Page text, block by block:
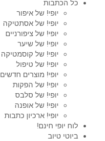
כל הכתבות
יופי! של איפור
יופי! של אסתטיקה
יופי! של ציפורניים
יופי! של שיער
יופי! של קוסמטיקה
יופי! של טיפול
יופי! מוצרים חדשים
יופי! של הפקות
יופי! של סלבס
יופי! של אופנה
יופי! ארכיון כתבות
לוח יופי חינם!
ביוטי טיוב